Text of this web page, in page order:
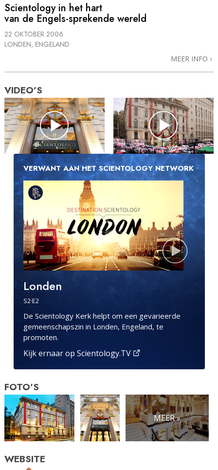
Scientology in het hart
van de Engels-sprekende wereld
22 OKTOBER 2006
LONDEN, ENGELAND
MEER INFO
VIDEO’S
VERWANT AAN HET SCIENTOLOGY NETWORK
Londen
S2·E2
De Scientology Kerk helpt om een gevarieerde
gemeenschapszin in Londen, Engeland, te
promoten.
Kijk ernaar op Scientology.TV
FOTO’S
MEER »
WEBSITE